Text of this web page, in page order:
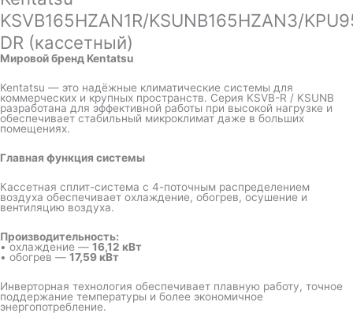
KSVB165HZAN1R/KSUNB165HZAN3/
DR (кассетный)
Мировой бренд Kentatsu
Kentatsu — это надёжные климатические системы для
коммерческих и крупных пространств. Серия KSVB-R / KSUNB
разработана для эффективной работы при высокой нагрузке и
обеспечивает стабильный микроклимат даже в больших
помещениях.
Главная функция системы
Кассетная сплит-система с 4-поточным распределением
воздуха обеспечивает охлаждение, обогрев, осушение и
вентиляцию воздуха.
Производительность:
• охлаждение — 16,12 кВт
• обогрев — 17,59 кВт
Инверторная технология обеспечивает плавную работу, точное
поддержание температуры и более экономичное
энергопотребление.